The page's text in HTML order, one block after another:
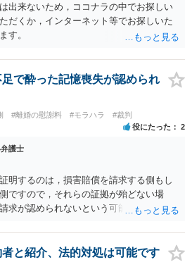
出来ないため，ココナラの中でお探しい
だくか，インターネット等でお探しいた
す。
で酔った記憶喪失が認められ
#離婚の慰謝料 #モラハラ #裁判
役にたった 2
護士
明するのは，損害賠償を請求する側もし
ですので，それらの証拠が殆どない場
求が認められないという可能性はあるで
と紹介、法的対処は可能です